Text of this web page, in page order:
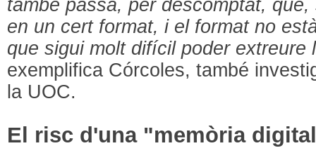
també passa, per descomptat,
en un cert format, i el format no
que sigui molt difícil poder extreure
exemplifica Córcoles, també
la UOC.
El risc d'una "memòria